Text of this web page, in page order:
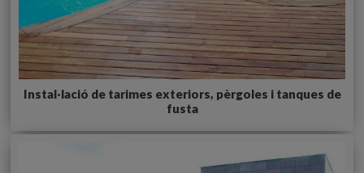
Instal·lació de tarimes exteriors, pèrgoles i tanques de
fusta